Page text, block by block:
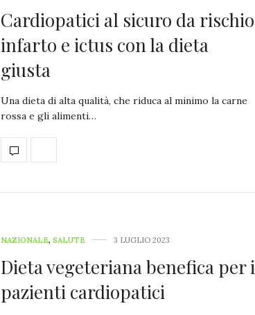
Cardiopatici al sicuro da rischio
infarto e ictus con la dieta
giusta
Una dieta di alta qualità, che riduca al minimo la carne
rossa e gli alimenti…
NAZIONALE, SALUTE 3 LUGLIO 2023
Dieta vegeteriana benefica per i
pazienti cardiopatici